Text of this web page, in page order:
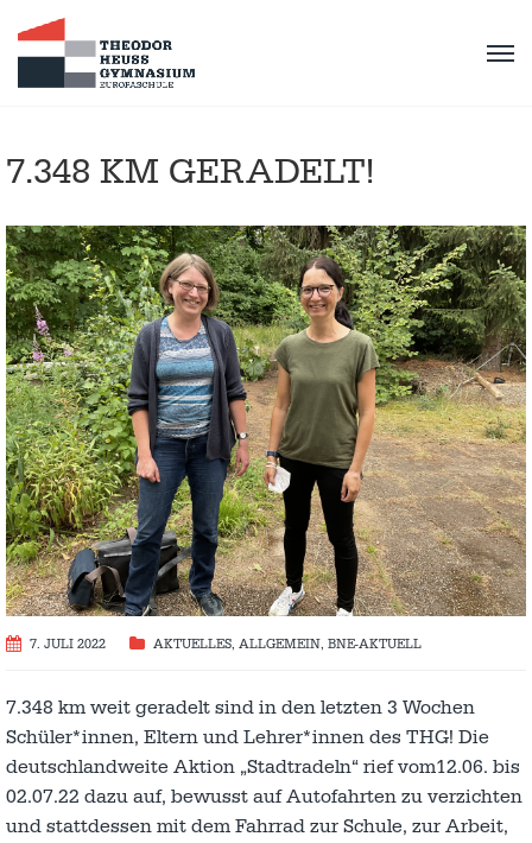
7.348 KM GERADELT!
7. JULI 2022 AKTUELLES, ALLGEMEIN, BNE-AKTUELL
7.348 km weit geradelt sind in den letzten 3 Wochen
Schüler*innen, Eltern und Lehrer*innen des THG! Die
deutschlandweite Aktion „Stadtradeln“ rief vom12.06. bis
02.07.22 dazu auf, bewusst auf Autofahrten zu verzichten
und stattdessen mit dem Fahrrad zur Schule, zur Arbeit,